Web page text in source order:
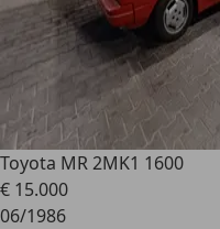
Toyota MR 2MK1 1600
€ 15.000
06/1986